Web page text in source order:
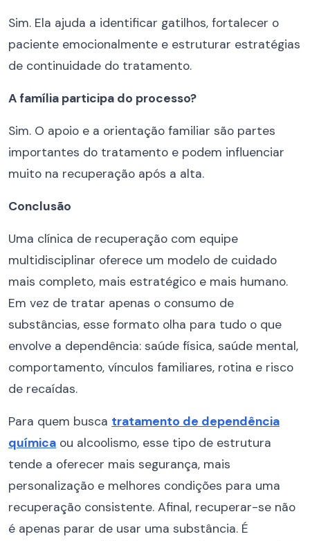
Sim. Ela ajuda a identificar gatilhos, fortalecer o
paciente emocionalmente e estruturar estratégias
de continuidade do tratamento.
A família participa do processo?
Sim. O apoio e a orientação familiar são partes
importantes do tratamento e podem influenciar
muito na recuperação após a alta.
Conclusão
Uma clínica de recuperação com equipe
multidisciplinar oferece um modelo de cuidado
mais completo, mais estratégico e mais humano.
Em vez de tratar apenas o consumo de
substâncias, esse formato olha para tudo o que
envolve a dependência: saúde física, saúde mental,
comportamento, vínculos familiares, rotina e risco
de recaídas.
Para quem busca tratamento de dependência
química ou alcoolismo, esse tipo de estrutura
tende a oferecer mais segurança, mais
personalização e melhores condições para uma
recuperação consistente. Afinal, recuperar-se não
é apenas parar de usar uma substância. É